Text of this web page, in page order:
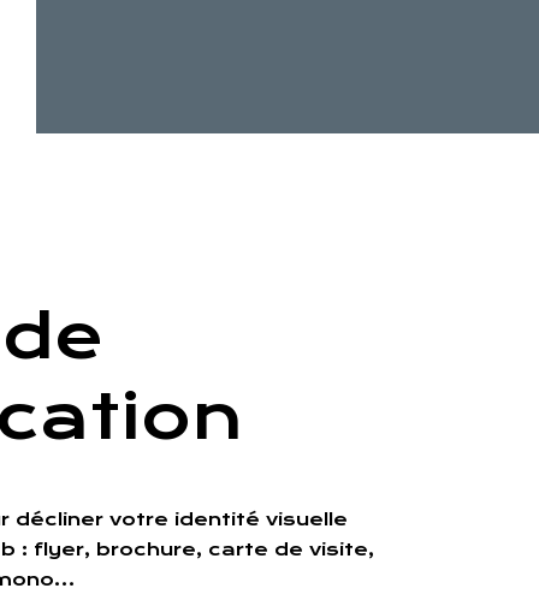
décliner votre identité visuelle
: flyer, brochure, carte de visite,